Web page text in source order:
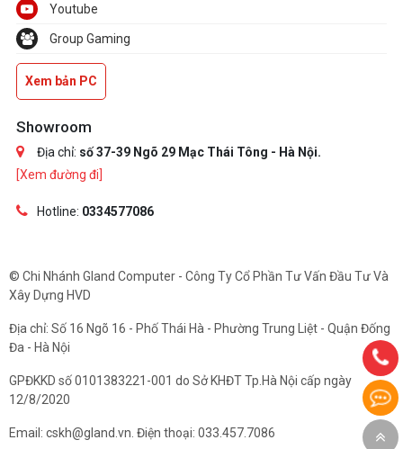
Youtube
Group Gaming
Xem bản PC
Showroom
Địa chỉ: số 37-39 Ngõ 29 Mạc Thái Tông - Hà Nội.
[Xem đường đi]
Hotline: 0334577086
© Chi Nhánh Gland Computer - Công Ty Cổ Phần Tư Vấn Đầu Tư Và
Xây Dựng HVD
Địa chỉ: Số 16 Ngõ 16 - Phố Thái Hà - Phường Trung Liệt - Quận Đống
Đa - Hà Nội
GPĐKKD số 0101383221-001 do Sở KHĐT Tp.Hà Nội cấp ngày
12/8/2020
Email: cskh@gland.vn. Điện thoại: 033.457.7086